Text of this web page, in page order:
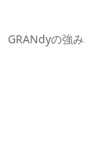
GRANdyの強み